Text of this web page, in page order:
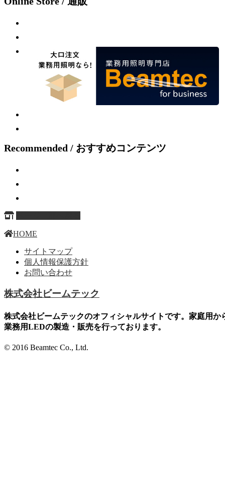
Recommended / おすすめコンテンツ
HOME
サイトマップ
個人情報保護方針
お問い合わせ
株式会社ビームテック
株式会社ビームテックのオフィシャルサイトです。家庭用か
業務用LEDの製造・販売を行っております。
© 2016 Beamtec Co., Ltd.